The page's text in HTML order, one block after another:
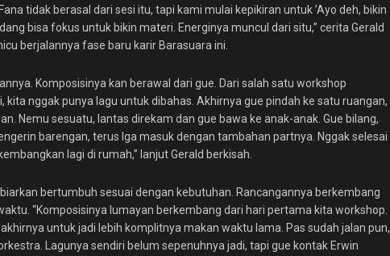
tidak berasal dari sesi itu, tapi kami mulai kepikiran untuk ’Ayo deh, bikin
bisa fokus untuk bikin materi. Energinya muncul dari situ,” cerita Gerald
berjalannya fase baru karir Barasuara ini.
Komposisinya kan berawal dari gue. Dari salah satu workshop
kita nggak punya lagu untuk dibahas. Akhirnya gue pindah ke satu ruangan,
Nemu sesuatu, lantas direkam dan gue bawa ke anak-anak. Gue bilang,
barengan, terus Iga masuk dengan tambahan partnya. Nggak selesai
lagi di rumah,” lanjut Gerald berkisah.
bertumbuh sesuai dengan kebutuhan. Rancangannya berkembang
“Komposisinya lumayan berkembang dari hari pertama kita workshop.
untuk jadi lebih komplitnya makan waktu lama. Pas sudah jalan pun,
Lagunya sendiri belum sepenuhnya jadi, tapi gue kontak Erwin